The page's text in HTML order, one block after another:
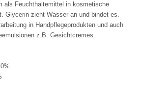
als Feuchthaltemittel in kosmetische
Glycerin zieht Wasser an und bindet es.
in Handpflegeprodukten und auch
z.B. Gesichtcremes.